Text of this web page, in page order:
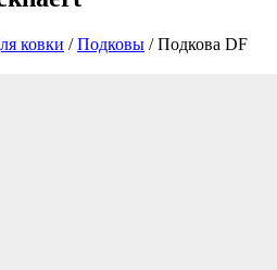
ковки /Подковы /Подкова DF